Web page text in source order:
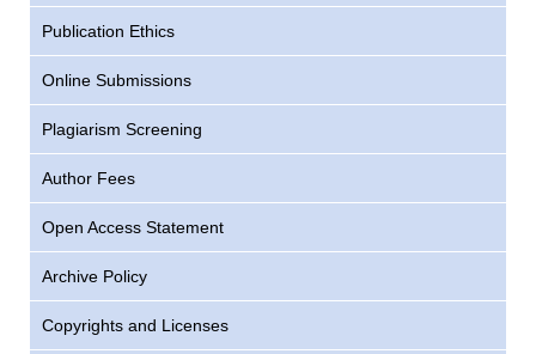
Publication Ethics
Online Submissions
Plagiarism Screening
Author Fees
Open Access Statement
Archive Policy
Copyrights and Licenses